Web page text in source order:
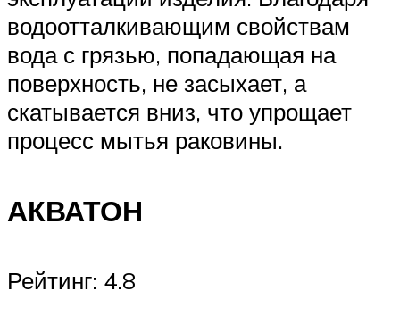
водоотталкивающим свойствам
вода с грязью, попадающая на
поверхность, не засыхает, а
скатывается вниз, что упрощает
процесс мытья раковины.
АКВАТОН
Рейтинг: 4.8